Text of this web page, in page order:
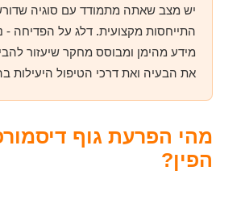
יש מצב שאתה מתמודד עם סוגיה
התייחסות מקצועית. דלג על הפדיחה -
מידע מהימן ומבוסס מחקר שיעזור
את הבעיה ואת דרכי הטיפול היעילות
מהי הפרעת גוף
הפין?